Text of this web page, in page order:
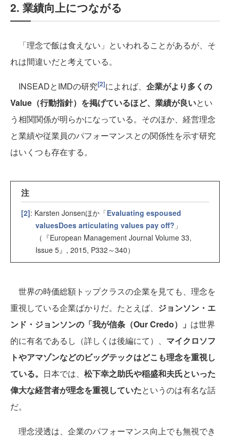
2. 業績向上につながる
「理念で飯は食えない」といわれることがあるが、そ
れは間違いだと考えている。
INSEADとIMDの研究[2]によれば、 企業がより多くの
Value（行動指針）を掲げているほど、業績が良いとい
う相関関係が明らかになっている。そのほか、経営理念
と業績や従業員のパフォーマンスとの関係性を示す研究
はいくつも存在する。
注
[2]: Karsten Jonsenほか「Evaluating espoused
valuesDoes articulating values pay off? 」
（『European Management Journal Volume 33,
Issue 5』, 2015, P332～340）
世界の時価総額トップクラスの企業を見ても、理念を
重視している企業ばかりだ。たとえば、 ジョンソン・エ
ンド・ジョンソンの「我が信条（Our Credo）」 は世界
的に有名であるし（詳しくは後編にて）、 マイクロソフ
トやアマゾンなどのビッグテックはどこも理念を重視し
ている。 日本では、 松下幸之助氏や稲盛和夫氏といった
偉大な経営者が理念を重視していたというのは有名な話
だ。
理念浸透は、企業のパフォーマンス向上でも無視でき